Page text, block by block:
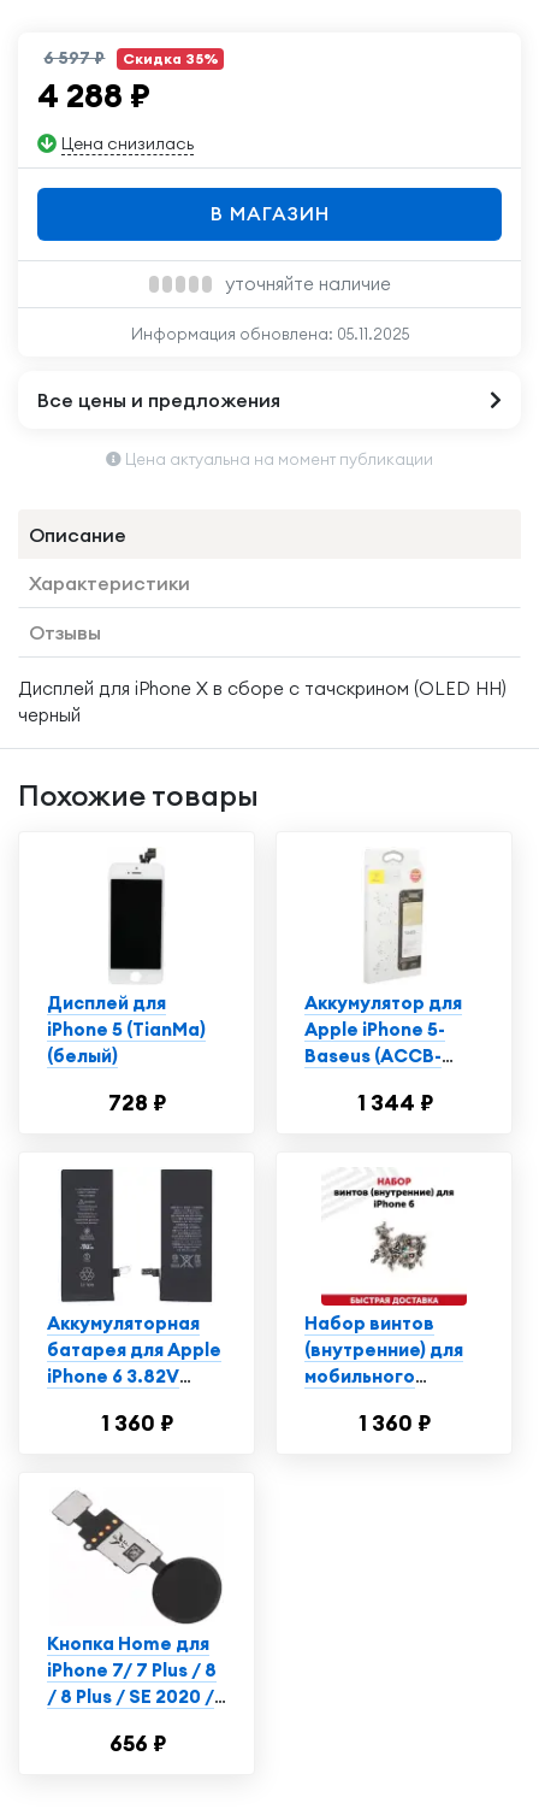
6 597 ₽ Скидка 35%
4 288 ₽
Цена снизилась
В МАГАЗИН
уточняйте наличие
Информация обновлена: 05.11.2025
Все цены и предложения
Цена актуальна на момент публикации
Описание
Характеристики
Отзывы
Дисплей для iPhone X в сборе с тачскрином (OLED HH)
черный
Похожие товары
Дисплей для
iPhone 5 (TianMa)
(белый)
728 ₽
Аккумулятор для
Apple iPhone 5-
Baseus (ACCB-
1 344 ₽
Аккумуляторная
батарея для Apple
iPhone 6 3.82V
1 360 ₽
Набор винтов
(внутренние) для
мобильного
(смартфона) Apple
1 360 ₽
Кнопка Home для
iPhone 7/ 7 Plus / 8
/ 8 Plus / SE 2020 /
сенсорная (без
656 ₽